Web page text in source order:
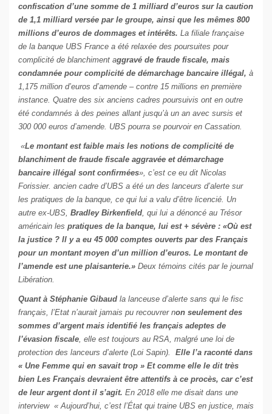
confiscation d’une somme de 1 milliard d’euros sur la caution
de 1,1 milliard versée par le groupe, ainsi que les mêmes 800
millions d’euros de dommages et intérêts. La filiale française
de la banque UBS France a été relaxée des poursuites pour
complicité de blanchiment aggravé de fraude fiscale, mais
condamnée pour complicité de démarchage bancaire illégal, à
1,175 million d’euros d’amende – contre 15 millions en première
instance. Quatre des six anciens cadres poursuivis ont en outre
été condamnés à des peines allant jusqu’à un an avec sursis et
300 000 euros d’amende. UBS pourra se pourvoir en Cassation.
«Le montant est faible mais les notions de complicité de
blanchiment de fraude fiscale aggravée et démarchage
bancaire illégal sont confirmées», c’est ce eu dit Nicolas
Forissier. ancien cadre d’UBS a été un des lanceurs d’alerte sur
les pratiques de la banque, ce qui lui a valu d’être licencié. Un
autre ex-UBS, Bradley Birkenfield, qui lui a dénoncé au Trésor
américain les pratiques de la banque, lui est + sévère : «Où est
la justice ? Il y a eu 45 000 comptes ouverts par des Français
pour un montant moyen d’un million d’euros. Le montant de
l’amende est une plaisanterie.» Deux témoins cités par le journal
Libération.
Quant à Stéphanie Gibaud la lanceuse d’alerte sans qui le fisc
français, l’Etat n’aurait jamais pu recouvrer non seulement des
sommes d’argent mais identifié les français adeptes de
l’évasion fiscale, elle est toujours au RSA, malgré une loi de
protection des lanceurs d’alerte (Loi Sapin). Elle l’a raconté dans
« Une Femme qui en savait trop » Et comme elle le dit très
bien Les Français devraient être attentifs à ce procès, car c’est
de leur argent dont il s’agit. En 2018 elle me disait dans une
interview « Aujourd’hui, c’est l’État qui traine UBS en justice, mais